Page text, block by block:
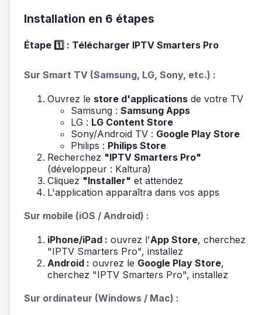
Installation en 6 étapes
Étape 1️⃣ : Télécharger IPTV Smarters Pro
Sur Smart TV (Samsung, LG, Sony, etc.) :
Ouvrez le store d'applications de votre TV
Samsung : Samsung Apps
LG : LG Content Store
Sony/Android TV : Google Play Store
Philips : Philips Store
Recherchez "IPTV Smarters Pro"
(développeur : Kaltura)
Cliquez "Installer" et attendez
L'application apparaîtra dans vos apps
Sur mobile (iOS / Android) :
iPhone/iPad : ouvrez l'App Store, cherchez
"IPTV Smarters Pro", installez
Android : ouvrez le Google Play Store,
cherchez "IPTV Smarters Pro", installez
Sur ordinateur (Windows / Mac) :